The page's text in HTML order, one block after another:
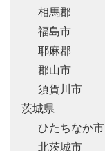
相馬郡
福島市
耶麻郡
郡山市
須賀川市
茨城県
ひたちなか市
北茨城市